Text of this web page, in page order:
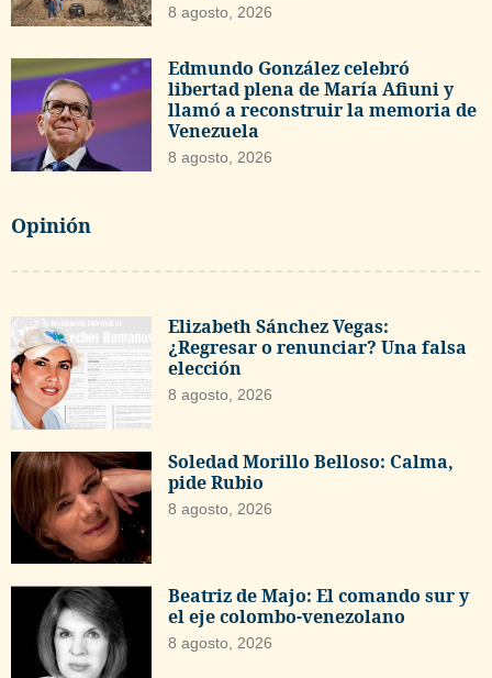
8 agosto, 2026
Edmundo González celebró
libertad plena de María Afiuni y
llamó a reconstruir la memoria de
Venezuela
8 agosto, 2026
Opinión
Elizabeth Sánchez Vegas:
¿Regresar o renunciar? Una falsa
elección
8 agosto, 2026
Soledad Morillo Belloso: Calma,
pide Rubio
8 agosto, 2026
Beatriz de Majo: El comando sur y
el eje colombo-venezolano
8 agosto, 2026